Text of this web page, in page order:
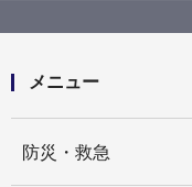
メニュー
防災・救急